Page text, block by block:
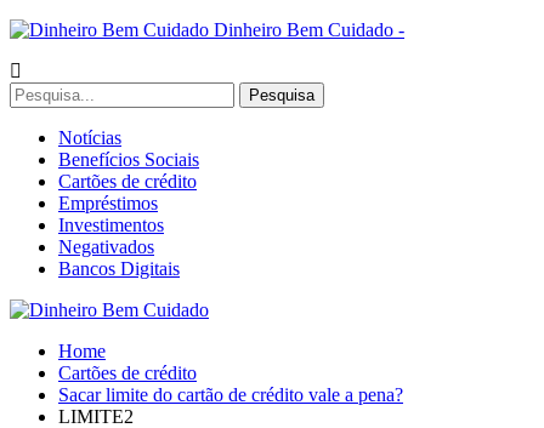
Dinheiro Bem Cuidado -
Notícias
Benefícios Sociais
Cartões de crédito
Empréstimos
Investimentos
Negativados
Bancos Digitais
Home
Cartões de crédito
Sacar limite do cartão de crédito vale a pena?
LIMITE2